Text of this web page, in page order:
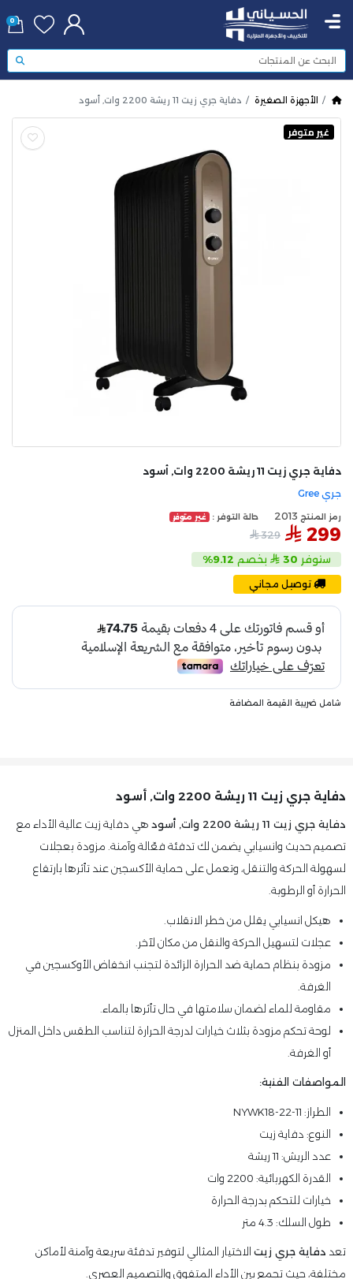
0
الأجهزة الصغيرة دفاية جري زيت 11 ريشة 2200 وات, أسود
غير متوفر
جري Gree
دفاية جري زيت 11 ريشة 2200 وات, أسود
رمز المنتج 2013 حالة التوفر : غير متوفر
299
329
ستوفر 30 بخصم 9.12%
توصيل مجاني
شامل ضريبة القيمة المضافة
دفاية جري زيت 11 ريشة 2200 وات, أسود
دفاية جري زيت 11 ريشة 2200 وات, أسود
هي دفاية زيت عالية الأداء مع
تصميم حديث وانسيابي يضمن لك تدفئة فعّالة وآمنة. مزودة بعجلات
لسهولة الحركة والتنقل، وتعمل على حماية الأكسجين عند تأثرها بارتفاع
الحرارة أو الرطوبة.
هيكل انسيابي يقلل من خطر الانقلاب.
عجلات لتسهيل الحركة والنقل من مكان لآخر.
مزودة بنظام حماية ضد الحرارة الزائدة لتجنب انخفاض الأوكسجين في
الغرفة.
مقاومة للماء لضمان سلامتها في حال تأثرها بالماء.
لوحة تحكم مزودة بثلاث خيارات لدرجة الحرارة لتناسب الطقس داخل المنزل
أو الغرفة.
المواصفات الفنية:
الطراز: NYWK18-22-11
النوع: دفاية زيت
عدد الريش: 11 ريشة
القدرة الكهربائية: 2200 وات
خيارات للتحكم بدرجة الحرارة
طول السلك: 4.3 متر
تعد دفاية جري زيت الاختيار المثالي لتوفير تدفئة سريعة وآمنة لأماكن
مختلفة، حيث تجمع بين الأداء المتفوق والتصميم العصري.